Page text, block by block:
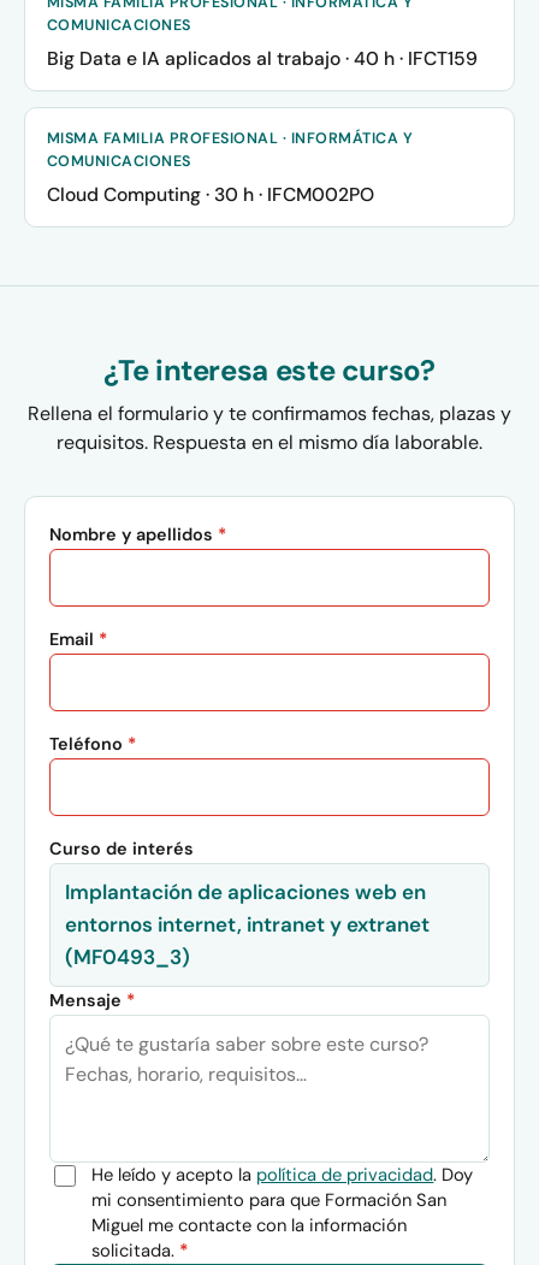
COMUNICACIONES
Big Data e IA aplicados al trabajo · 40 h · IFCT159
MISMA FAMILIA PROFESIONAL · INFORMÁTICA Y
COMUNICACIONES
Cloud Computing · 30 h · IFCM002PO
¿Te interesa este curso?
Rellena el formulario y te confirmamos fechas, plazas y
requisitos. Respuesta en el mismo día laborable.
Nombre y apellidos *
Email *
Teléfono *
Curso de interés
Implantación de aplicaciones web en
entornos internet, intranet y extranet
(MF0493_3)
Mensaje *
He leído y acepto la política de privacidad. Doy
mi consentimiento para que Formación San
Miguel me contacte con la información
solicitada. *